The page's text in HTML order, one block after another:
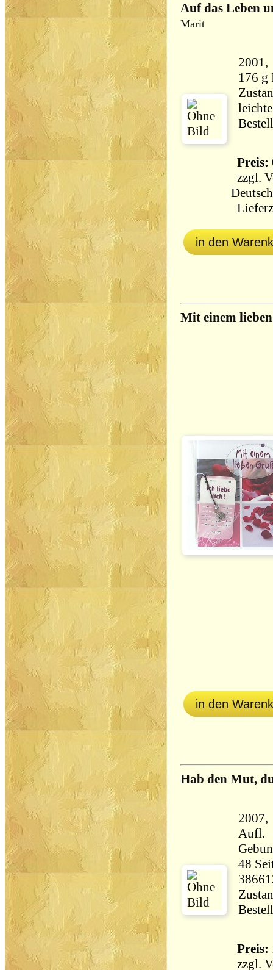
Auf das Leben
Marit
2001,
176 g
Preis:
zzgl.
in den
Mit einem
in den
Hab den Mut,
2007,
Aufl.
48 Seiten
Preis:
zzgl.